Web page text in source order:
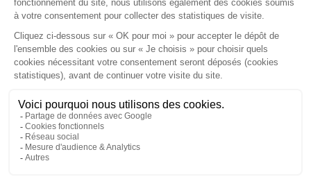
33350 ST MAGNE-DE-CASTILLON
Tél :05 57 55 87 30- Fax : 05 57 51 73 64
Email :gaucher-piola@gaucher-piola-avocat.fr
NOUS CONTACTER
NOUS LOCALISER